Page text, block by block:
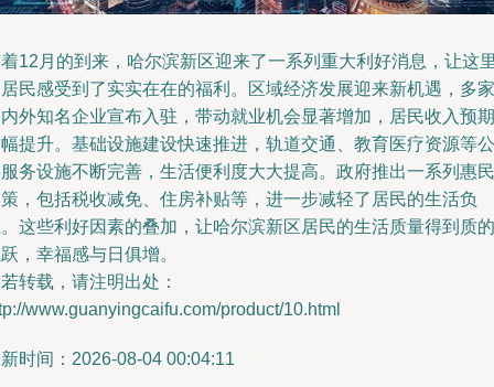
12月的到来，哈尔滨新区迎来了一系列重大利好消息，让这
民感受到了实实在在的福利。区域经济发展迎来新机遇，多家
外知名企业宣布入驻，带动就业机会显著增加，居民收入预期
提升。基础设施建设快速推进，轨道交通、教育医疗资源等公
务设施不断完善，生活便利度大大提高。政府推出一系列惠民
，包括税收减免、住房补贴等，进一步减轻了居民的生活负
这些利好因素的叠加，让哈尔滨新区居民的生活质量得到质的
，幸福感与日俱增。
转载，请注明出处：
www.guanyingcaifu.com/product/10.html
时间：2026-08-04 00:04:11